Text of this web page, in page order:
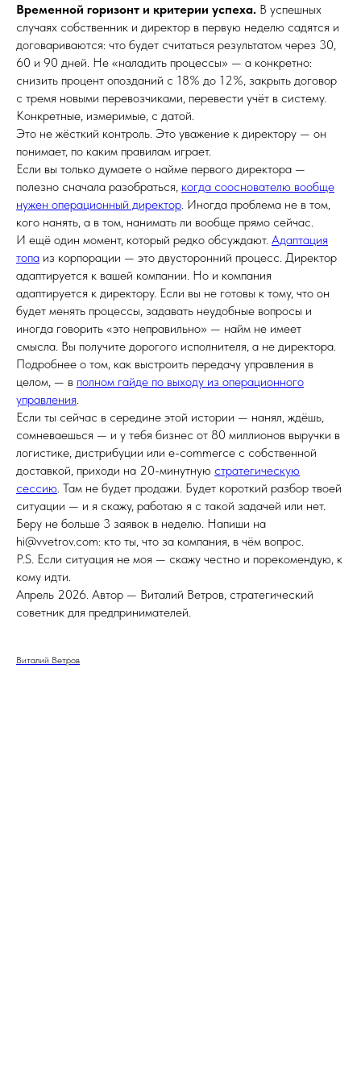
Временной горизонт и критерии успеха. В успешных
случаях собственник и директор в первую неделю садятся и
договариваются: что будет считаться результатом через 30,
60 и 90 дней. Не «наладить процессы» — а конкретно:
снизить процент опозданий с 18% до 12%, закрыть договор
с тремя новыми перевозчиками, перевести учёт в систему.
Конкретные, измеримые, с датой.
Это не жёсткий контроль. Это уважение к директору — он
понимает, по каким правилам играет.
Если вы только думаете о найме первого директора —
полезно сначала разобраться, когда сооснователю вообще
нужен операционный директор. Иногда проблема не в том,
кого нанять, а в том, нанимать ли вообще прямо сейчас.
И ещё один момент, который редко обсуждают. Адаптация
топа из корпорации — это двусторонний процесс. Директор
адаптируется к вашей компании. Но и компания
адаптируется к директору. Если вы не готовы к тому, что он
будет менять процессы, задавать неудобные вопросы и
иногда говорить «это неправильно» — найм не имеет
смысла. Вы получите дорогого исполнителя, а не директора.
Подробнее о том, как выстроить передачу управления в
целом, — в полном гайде по выходу из операционного
управления.
Если ты сейчас в середине этой истории — нанял, ждёшь,
сомневаешься — и у тебя бизнес от 80 миллионов выручки в
логистике, дистрибуции или e-commerce с собственной
доставкой, приходи на 20-минутную стратегическую
сессию. Там не будет продажи. Будет короткий разбор твоей
ситуации — и я скажу, работаю я с такой задачей или нет.
Беру не больше 3 заявок в неделю. Напиши на
hi@vvetrov.com: кто ты, что за компания, в чём вопрос.
P.S. Если ситуация не моя — скажу честно и порекомендую, к
кому идти.
Апрель 2026. Автор — Виталий Ветров, стратегический
советник для предпринимателей.
Виталий Ветров